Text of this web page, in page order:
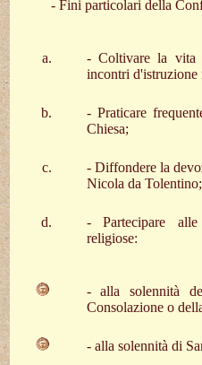
- Fini particolari della
- Coltivare la vita
incontri d'istruzione
- Praticare
Chiesa;
- Diffondere la
Nicola da Tolentino;
- Partecipare alle
religiose:
- alla solennità
Consolazione o
- alla solennità di